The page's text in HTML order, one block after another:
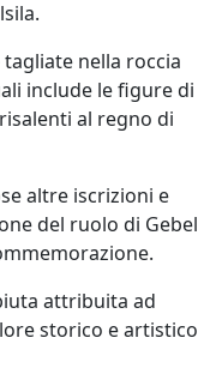
nella roccia
include le figure di
al regno di
altre iscrizioni e
del ruolo di Gebel
attribuita ad
storico e artistico